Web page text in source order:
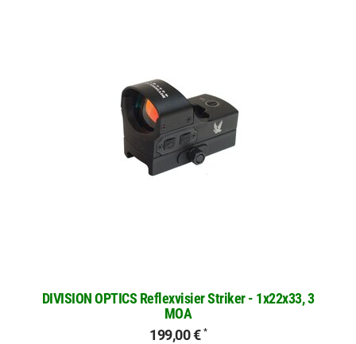
DIVISION OPTICS Reflexvisier Striker - 1x22x33, 3
MOA
199,00 € *